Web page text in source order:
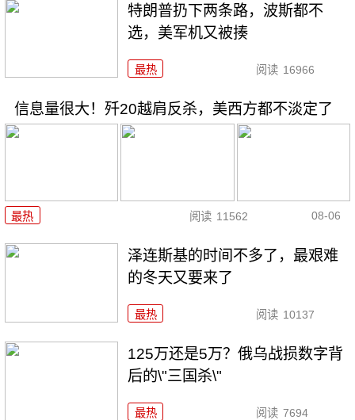
特朗普扔下两条路，波斯都不
选，美军机又被揍
最热 阅读 16966
信息量很大！歼20越肩反杀，美西方都不淡定了
最热 阅读 11562 08-06
泽连斯基的时间不多了，最艰难
的冬天又要来了
最热 阅读 10137
125万还是5万？俄乌战损数字背
后的\"三国杀\"
最热 阅读 7694